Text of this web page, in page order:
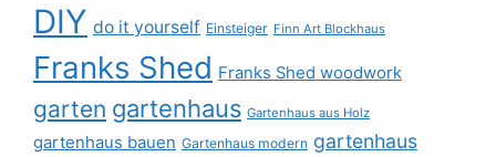
DIY do it yourself Einsteiger Finn Art Blockhaus
Franks Shed Franks Shed woodwork
garten gartenhaus Gartenhaus aus Holz
gartenhaus bauen Gartenhaus modern gartenhaus